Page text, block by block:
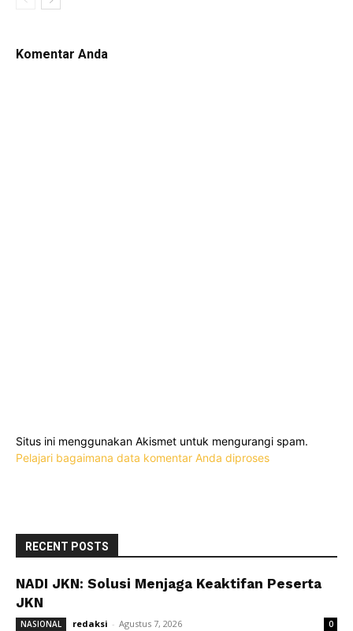
Komentar Anda
Situs ini menggunakan Akismet untuk mengurangi spam.
Pelajari bagaimana data komentar Anda diproses
RECENT POSTS
NADI JKN: Solusi Menjaga Keaktifan Peserta
JKN
NASIONAL redaksi - Agustus 7, 2026 0